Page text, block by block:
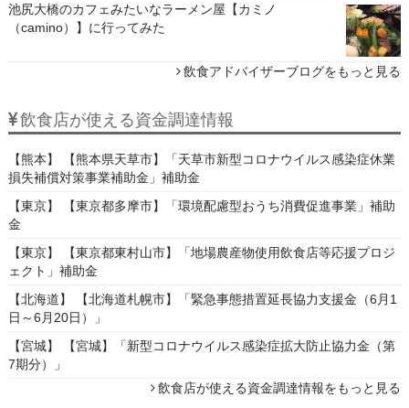
池尻大橋のカフェみたいなラーメン屋【カミノ
（camino）】に行ってみた
飲食アドバイザーブログをもっと見る
飲食店が使える資金調達情報
【熊本】 【熊本県天草市】「天草市新型コロナウイルス感染症休業
損失補償対策事業補助金」補助金
【東京】 【東京都多摩市】「環境配慮型おうち消費促進事業」補助
金
【東京】 【東京都東村山市】「地場農産物使用飲食店等応援プロジ
ェクト」補助金
【北海道】 【北海道札幌市】「緊急事態措置延長協力支援金（6月1
日～6月20日）」
【宮城】 【宮城】「新型コロナウイルス感染症拡大防止協力金（第
7期分）」
飲食店が使える資金調達情報をもっと見る